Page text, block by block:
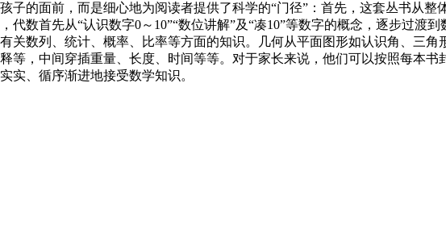
的面前，而是细心地为阅读者提供了科学的“门径”：首先，这套丛书从整
数首先从“认识数字0～10”“数位讲解”及“凑10”等数字的概念，逐步过渡
关数列、统计、概率、比率等方面的知识。几何从平面图形如认识角、三
等，中间穿插重量、长度、时间等等。对于家长来说，他们可以按照每本
实、循序渐进地接受数学知识。